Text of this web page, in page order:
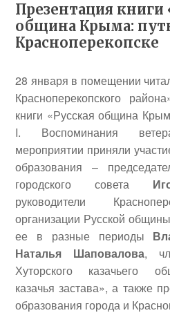
Презентация книги
община Крыма:
Красноперекопске
28 января в помещении
Красноперекопского
книги «Русская община
I. Воспоминания
мероприятии приняли
образования –
городского совета
руководители
организации Русской
ее в разные периоды
Наталья Шаповалова,
Хуторского казачьего
казачья застава», а также
образования города и